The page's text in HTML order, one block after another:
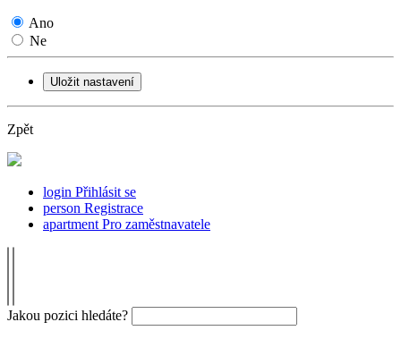
Ano
Ne
Uložit nastavení
Zpět
login Přihlásit se
person Registrace
apartmentPro zaměstnavatele
Jakou pozici hledáte?